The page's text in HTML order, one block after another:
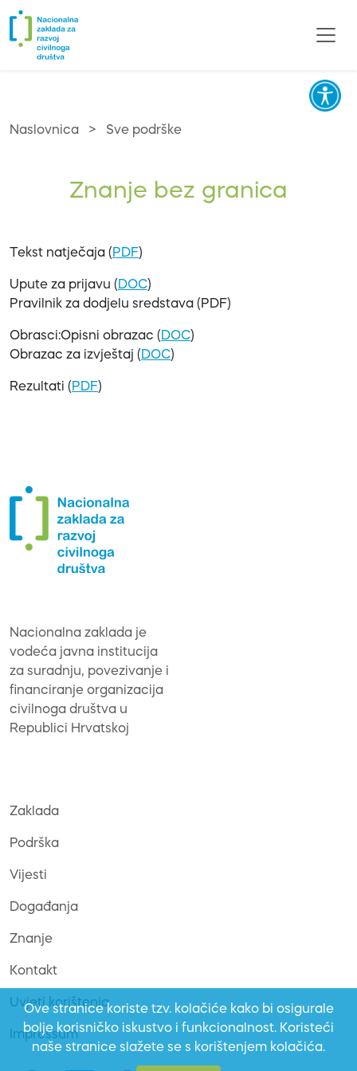
Ove stranice koriste tzv. kolačiće kako bi osigurale
bolje korisničko iskustvo i funkcionalnost. Koristeći
naše stranice slažete se s korištenjem kolačića.
Naslovnica > Sve podrške
Znanje bez granica
Tekst natječaja (PDF)
Upute za prijavu (DOC)
Pravilnik za dodjelu sredstava (PDF)
Obrasci:Opisni obrazac (DOC)
Obrazac za izvještaj (DOC)
Rezultati (PDF)
Nacionalna zaklada je
vodeća javna institucija
za suradnju, povezivanje i
financiranje organizacija
civilnoga društva u
Republici Hrvatskoj
Zaklada
Podrška
Vijesti
Događanja
Znanje
Kontakt
Uvjeti korištenja
Impressum